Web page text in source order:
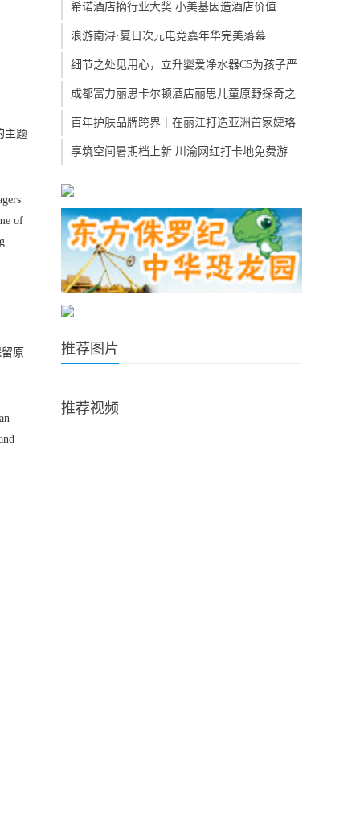
主题
of
原
希诺酒店摘行业大奖 小美基因造酒店价值
浪游南浔·夏日次元电竞嘉年华完美落幕
细节之处见用心，立升婴爱净水器C5为孩子严
成都富力丽思卡尔顿酒店丽思儿童原野探奇之
百年护肤品牌跨界｜在丽江打造亚洲首家婕珞
享筑空间暑期档上新 川渝网红打卡地免费游
推荐图片
推荐视频